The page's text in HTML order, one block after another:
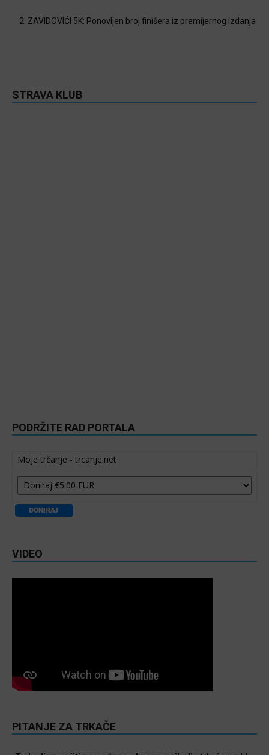
2. ZAVIDOVIĆI 5K: Ponovljen broj finišera iz premijernog izdanja
STRAVA KLUB
PODRŽITE RAD PORTALA
Moje trčanje - trcanje.net
VIDEO
PITANJE ZA TRKAČE